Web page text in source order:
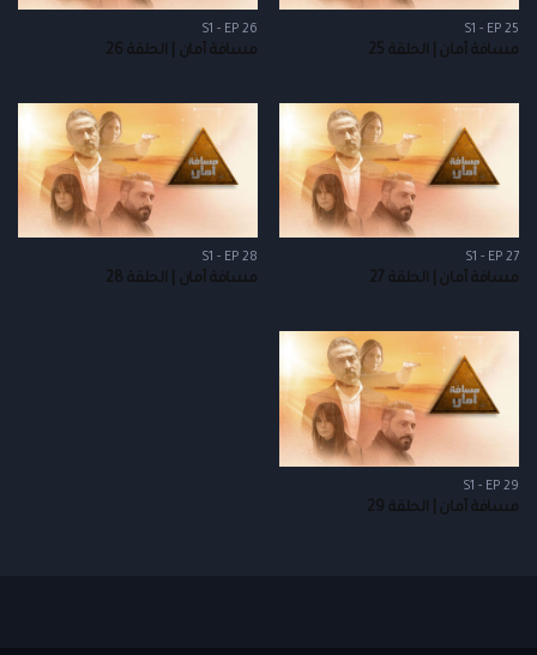
S1 - EP 25
مسافة أمان | الحلقة 25
S1 - EP 26
مسافة أمان | الحلقة 26
S1 - EP 27
مسافة أمان | الحلقة 27
S1 - EP 28
مسافة أمان | الحلقة 28
S1 - EP 29
مسافة أمان | الحلقة 29